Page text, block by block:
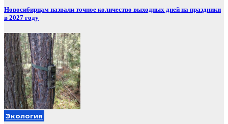
Новосибирцам назвали точное количество выходных дней на праздники
в 2027 году
Экология